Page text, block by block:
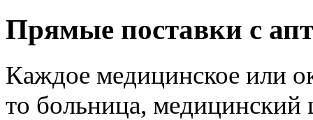
Прямые поставки с
Каждое медицинское или
то больница,